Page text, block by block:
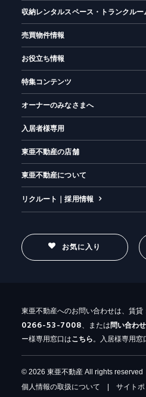
収納レンタルスペース・トランクルー
売買物件情報
お役立ち情報
特集コンテンツ
オーナーのみなさまへ
入居者様専用
東亜不動産の店舗
東亜不動産について
リクルート｜採用情報
お気に入り
東亜不動産へのお問い合わせは、賃貸
0266-53-7008、または 問い合わせ
ー様専用窓口はこちら。入居様専用窓
© 2026 東亜不動産 All rights reserved
個人情報の取扱について
サイト